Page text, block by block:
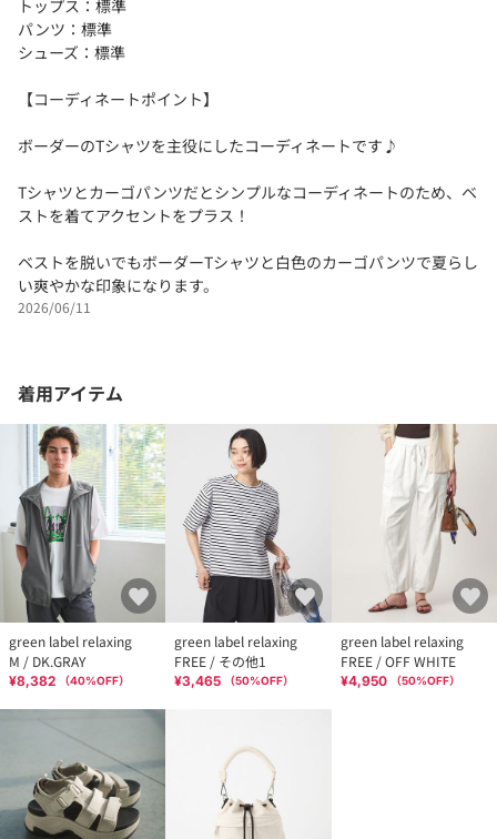
トップス：標準
パンツ：標準
シューズ：標準
【コーディネートポイント】
ボーダーのTシャツを主役にしたコーディネートです♪
Tシャツとカーゴパンツだとシンプルなコーディネートのため、ベ
ストを着てアクセントをプラス！
ベストを脱いでもボーダーTシャツと白色のカーゴパンツで夏らし
い爽やかな印象になります。
2026/06/11
着用アイテム
green label relaxing
M / DK.GRAY
¥8,382 （40%OFF）
green label relaxing
FREE / その他1
¥3,465 （50%OFF）
green label relaxing
FREE / OFF WHITE
¥4,950 （50%OFF）